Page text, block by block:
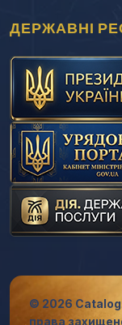
ДЕРЖАВНІ
© 2026
права